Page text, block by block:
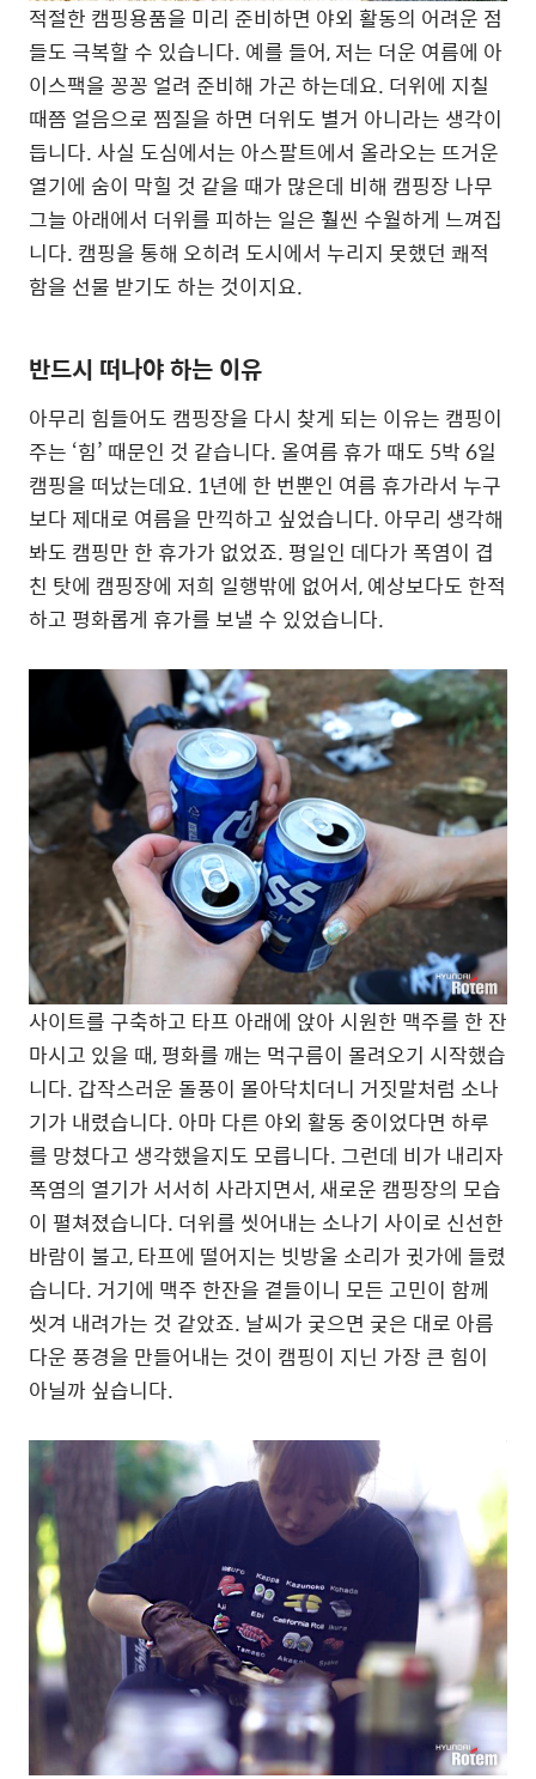
적절한 캠핑용품을 미리 준비하면 야외 활동의 어려운 점
들도 극복할 수 있습니다. 예를 들어, 저는 더운 여름에 아
이스팩을 꽁꽁 얼려 준비해 가곤 하는데요. 더위에 지칠
때쯤 얼음으로 찜질을 하면 더위도 별거 아니라는 생각이
듭니다. 사실 도심에서는 아스팔트에서 올라오는 뜨거운
열기에 숨이 막힐 것 같을 때가 많은데 비해 캠핑장 나무
그늘 아래에서 더위를 피하는 일은 훨씬 수월하게 느껴집
니다. 캠핑을 통해 오히려 도시에서 누리지 못했던 쾌적
함을 선물 받기도 하는 것이지요.
반드시 떠나야 하는 이유
아무리 힘들어도 캠핑장을 다시 찾게 되는 이유는 캠핑이
주는 ‘힘’ 때문인 것 같습니다. 올여름 휴가 때도 5박 6일
캠핑을 떠났는데요. 1년에 한 번뿐인 여름 휴가라서 누구
보다 제대로 여름을 만끽하고 싶었습니다. 아무리 생각해
봐도 캠핑만 한 휴가가 없었죠. 평일인 데다가 폭염이 겹
친 탓에 캠핑장에 저희 일행밖에 없어서, 예상보다도 한적
하고 평화롭게 휴가를 보낼 수 있었습니다.
사이트를 구축하고 타프 아래에 앉아 시원한 맥주를 한 잔
마시고 있을 때, 평화를 깨는 먹구름이 몰려오기 시작했습
니다. 갑작스러운 돌풍이 몰아닥치더니 거짓말처럼 소나
기가 내렸습니다. 아마 다른 야외 활동 중이었다면 하루
를 망쳤다고 생각했을지도 모릅니다. 그런데 비가 내리자
폭염의 열기가 서서히 사라지면서, 새로운 캠핑장의 모습
이 펼쳐졌습니다. 더위를 씻어내는 소나기 사이로 신선한
바람이 불고, 타프에 떨어지는 빗방울 소리가 귓가에 들렸
습니다. 거기에 맥주 한잔을 곁들이니 모든 고민이 함께
씻겨 내려가는 것 같았죠. 날씨가 궂으면 궂은 대로 아름
다운 풍경을 만들어내는 것이 캠핑이 지닌 가장 큰 힘이
아닐까 싶습니다.